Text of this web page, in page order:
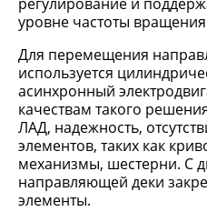
уровне частоты вращения
Для перемещения
используется
асинхронный
качествам такого
ЛАД, надежность,
элементов, таких как
механизмы, шестерни. С
направляющей деки
элементы.